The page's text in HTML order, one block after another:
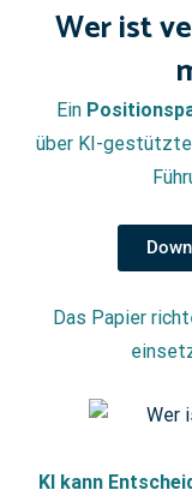
Wer ist
Ein
über KI-gestützte
Das Papier
KI kann